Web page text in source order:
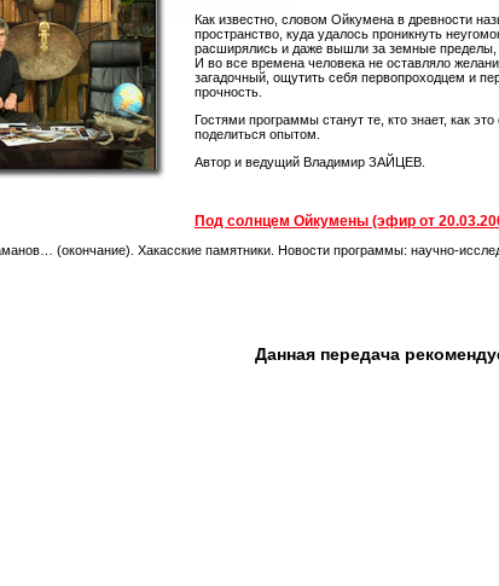
Как известно, словом Ойкумена в древности
пространство, куда удалось проникнуть
расширялись и даже вышли за земные пределы,
И во все времена человека не оставляло
загадочный, ощутить себя первопроходцем и
прочность.
Гостями программы станут те, кто знает, как
поделиться опытом.
Автор и ведущий Владимир ЗАЙЦЕВ.
Под солнцем Ойкумены (эфир от
(окончание). Хакасские памятники. Новости программы: научно-
Данная передача